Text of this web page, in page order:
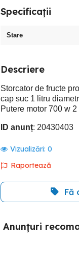
Specificații
Stare
Descriere
Storcator de fructe
cap suc 1 litru
Putere motor 700 w
ID anunț: 20430403
Vizualizări: 0
Raportează
Fă
Anunțuri